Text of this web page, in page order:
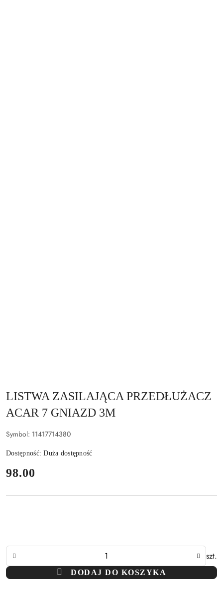
LISTWA ZASILAJĄCA PRZEDŁUŻACZ
ACAR 7 GNIAZD 3M
Symbol: 11417714380
Dostępność:Duża dostępność
cena:
98.00
szt.
DODAJ DO KOSZYKA